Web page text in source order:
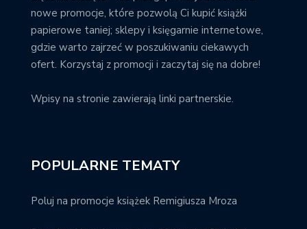
nowe promocje, które pozwolą Ci kupić książki
papierowe taniej; sklepy i księgarnie internetowe,
gdzie warto zajrzeć w poszukiwaniu ciekawych
ofert. Korzystaj z promocji i zaczytaj się na dobre!
Wpisy na stronie zawierają linki partnerskie.
POPULARNE TEMATY
Poluj na promocje książek Remigiusza Mroza